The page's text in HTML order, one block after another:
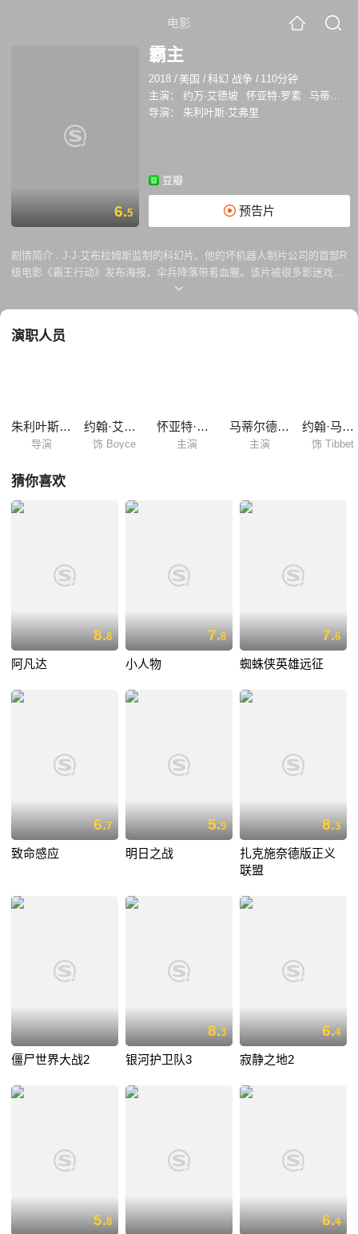
电影
6.5
霸主
2018 / 美国 /科幻 战争 / 110分钟
主演：
约万·艾德坡 怀亚特·罗素
马蒂尔德·奥利维耶
导演：
朱利叶斯·艾弗里
豆瓣
预告片
剧情简介 : J·J·艾布拉姆斯监制的科幻片、他的坏机器人制片公司的首部R
级电影《霸王行动》发布海报，伞兵降落带着血腥。该片被很多影迷戏称
为“《使命召唤》的僵尸模式”，讲述二战时期的诺曼底登陆遇上生化丧
领的村庄里发生的事情比简单军事行动要复杂许多，他们将与超自然力量
演职人员
朱利叶斯·艾弗里
导演
约翰·艾德坡
饰 Boyce
怀亚特·罗素
主演
马蒂尔德·奥利维耶
主演
约翰·马加罗
饰 Tibbet
猜你喜欢
8.8
阿凡达
7.8
小人物
7.6
蜘蛛侠英雄远征
6.7
致命感应
5.9
明日之战
8.3
扎克施奈德版正义
联盟
僵尸世界大战2
8.3
银河护卫队3
6.4
寂静之地2
5.8 6.4